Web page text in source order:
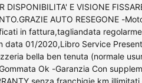
DISPONIBILITA' E VISIONE
AUTO RESEGONE -
in fattura,tagliandata
data 01/2020,Libro Service
bella ben tenuta (normale
Ok -Garanzia Con
senza franchigie km